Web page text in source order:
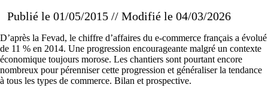
Publié le 01/05/2015 // Modifié le 04/03/2026
D’après la Fevad, le chiffre d’affaires du e-commerce français a évolué
de 11 % en 2014. Une progression encourageante malgré un contexte
économique toujours morose. Les chantiers sont pourtant encore
nombreux pour pérenniser cette progression et généraliser la tendance
à tous les types de commerce. Bilan et prospective.